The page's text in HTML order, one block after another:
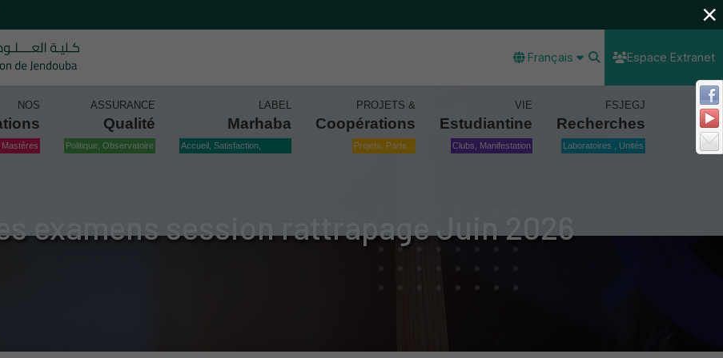
Français Espace Extranet
NOS ASSURANCE
Qualité
Politique, Observatoire
LABEL
Marhaba
Accueil, Satisfaction,
PROJETS &
Coopérations
Projets, Parte...
VIE
Estudiantine
Clubs, Manifestation
FSJEGJ
Recherches
Laboratoires , Unités
examens session rattrapage Juin 2026
×